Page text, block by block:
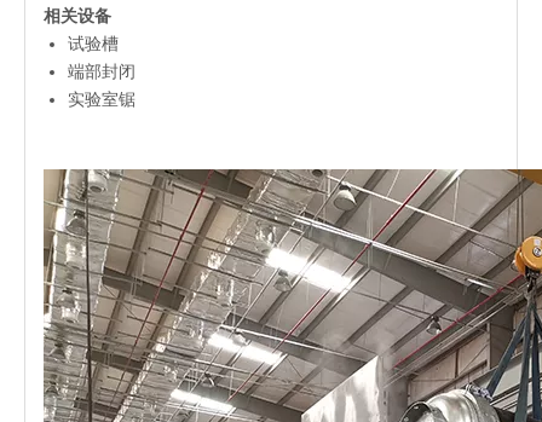
相关设备
试验槽
端部封闭
实验室锯